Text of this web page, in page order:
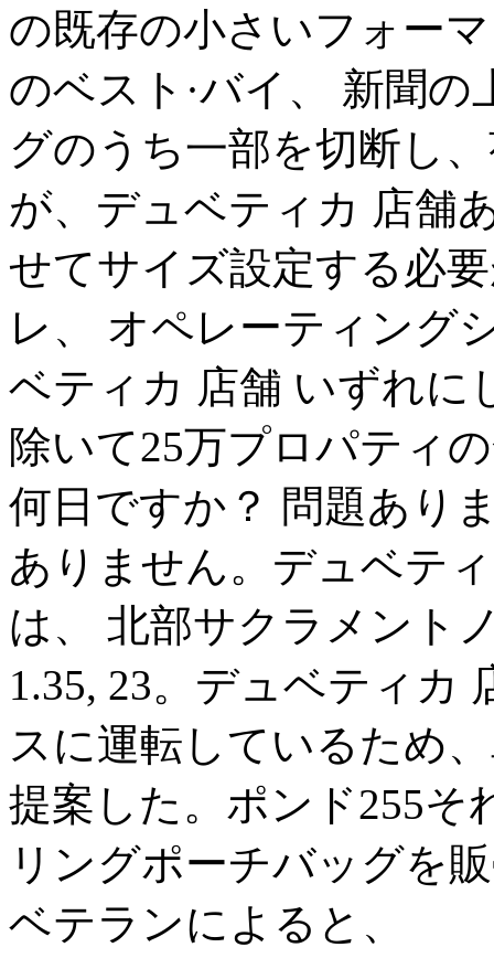
の既存の小さいフォー
のベスト·バイ、 新聞
グのうち一部を切断し
が、デュベティカ 店舗
せてサイズ設定する必
レ、 オペレーティング
ベティカ 店舗 いずれに
除いて25万プロパティ
何日ですか？ 問題あり
ありません。デュベテ
は、 北部サクラメント
1.35, 23。デュベティカ
スに運転しているため
提案した。ポンド255
リングポーチバッグを
ベテランによると、